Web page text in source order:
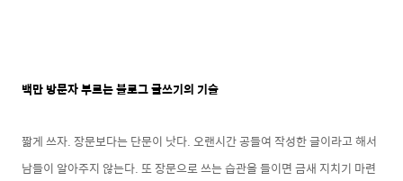
백만 방문자 부르는 블로그 글쓰기의 기술
짧게 쓰자. 장문보다는 단문이 낫다. 오랜시간 공들여 작성한 글이라고 해서
남들이 알아주지 않는다. 또 장문으로 쓰는 습관을 들이면 금새 지치기 마련